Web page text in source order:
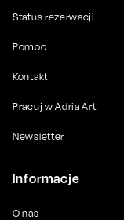
Status rezerwacji
Pomoc
Kontakt
Pracuj w Adria Art
Newsletter
Informacje
O nas